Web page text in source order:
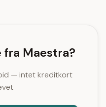
Maestra?
— intet kreditkort